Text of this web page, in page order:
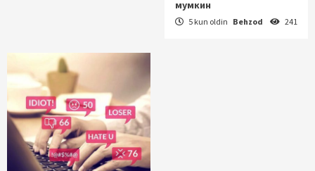
мумкин
5 kun oldin Behzod 241